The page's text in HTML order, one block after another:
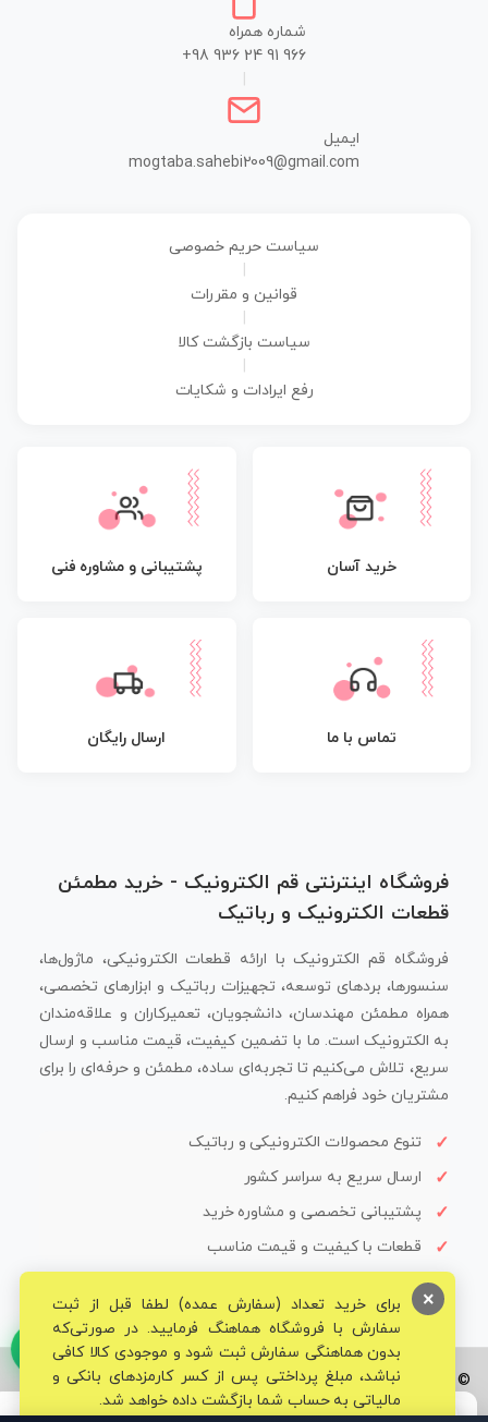
شماره همراه
+98 936 24 91 966
ایمیل
mogtaba.sahebi2009@gmail.com
سیاست حریم خصوصی
قوانین و مقررات
سیاست بازگشت کالا
رفع ایرادات و شکایات
خرید آسان پشتیبانی و مشاوره فنی
تماس با ما ارسال رایگان
فروشگاه اینترنتی قم الکترونیک - خرید مطمئن
قطعات الکترونیک و رباتیک
فروشگاه قم الکترونیک با ارائه قطعات الکترونیکی، ماژول‌ها،
سنسورها، بردهای توسعه، تجهیزات رباتیک و ابزارهای تخصصی،
همراه مطمئن مهندسان، دانشجویان، تعمیرکاران و علاقه‌مندان
به الکترونیک است. ما با تضمین کیفیت، قیمت مناسب و ارسال
سریع، تلاش می‌کنیم تا تجربه‌ای ساده، مطمئن و حرفه‌ای را برای
مشتریان خود فراهم کنیم.
تنوع محصولات الکترونیکی و رباتیک
ارسال سریع به سراسر کشور
پشتیبانی تخصصی و مشاوره خرید
قطعات با کیفیت و قیمت مناسب
© تمامی حقوق برای فروشگاه تخصصی قم الکترونیک محفوظ می‌باشد.
برای خرید تعداد (سفارش عمده) لطفا قبل از ثبت
سفارش با فروشگاه هماهنگ فرمایید. در صورتی‌که
بدون هماهنگی سفارش ثبت شود و موجودی کالا کافی
نباشد، مبلغ پرداختی پس از کسر کارمزدهای بانکی و
مالیاتی به حساب شما بازگشت داده خواهد شد.
×